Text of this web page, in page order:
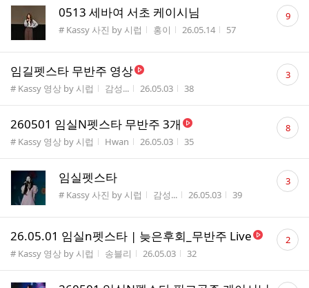
0513 세바여 서초 케이시님
게시판명
# Kassy 사진 by 시럽 작성자
홍이 작성시간
26.05.14 조회수
57
댓
글 9
임길펫스타 무반주 영상
게시판명
# Kassy 영상 by 시럽 작성자
감성... 작성시간
26.05.03 조회수
38
댓
글 3
260501 임실N펫스타 무반주 3개
게시판명
# Kassy 영상 by 시럽 작성자
Hwan 작성시간
26.05.03 조회수
35
댓
글 8
임실펫스타
게시판명
# Kassy 사진 by 시럽 작성자
감성... 작성시간
26.05.03 조회수
39
댓
글 3
26.05.01 임실n펫스타 | 늦은후회_무반주 Live
게시판명
# Kassy 영상 by 시럽 작성자
송블리 작성시간
26.05.03 조회수
32
댓
글 2
댓